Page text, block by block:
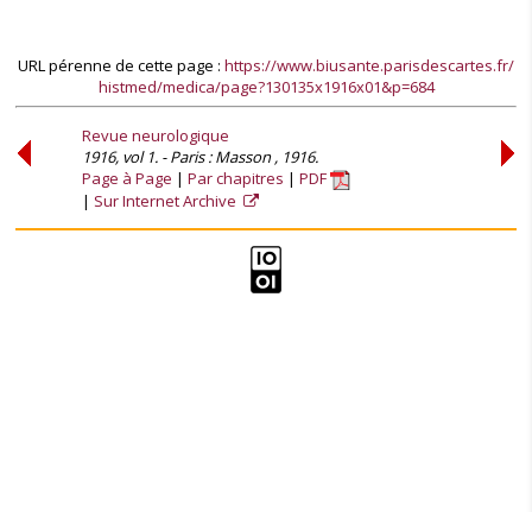
URL pérenne de cette page : https://www.biusante.parisdescartes.fr/
histmed/medica/page?130135x1916x01&p=684
Revue neurologique
1916, vol 1. - Paris : Masson , 1916.
Page à Page
Par chapitres
PDF
Sur Internet Archive